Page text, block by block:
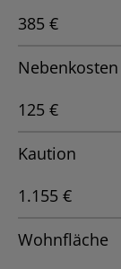
385 €
Nebenkosten
125 €
Kaution
1.155 €
Wohnfläche